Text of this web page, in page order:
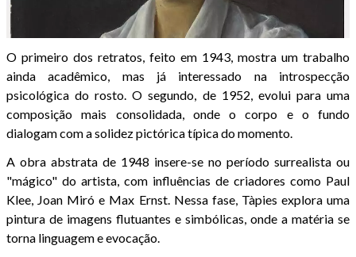
O primeiro dos retratos, feito em 1943, mostra um trabalho
ainda acadêmico, mas já interessado na introspecção
psicológica do rosto. O segundo, de 1952, evolui para uma
composição mais consolidada, onde o corpo e o fundo
dialogam com a solidez pictórica típica do momento.
A obra abstrata de 1948 insere-se no período surrealista ou
"mágico" do artista, com influências de criadores como Paul
Klee, Joan Miró e Max Ernst. Nessa fase, Tàpies explora uma
pintura de imagens flutuantes e simbólicas, onde a matéria se
torna linguagem e evocação.